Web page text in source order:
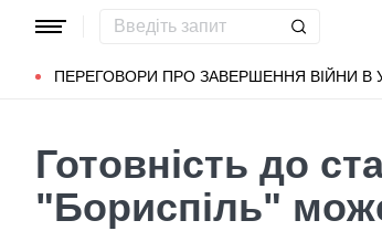
ПЕРЕГОВОРИ ПРО ЗАВЕРШЕННЯ ВІЙНИ В
Популярні запити Маріуполь Донбас
Готовність до
"Бориспіль"